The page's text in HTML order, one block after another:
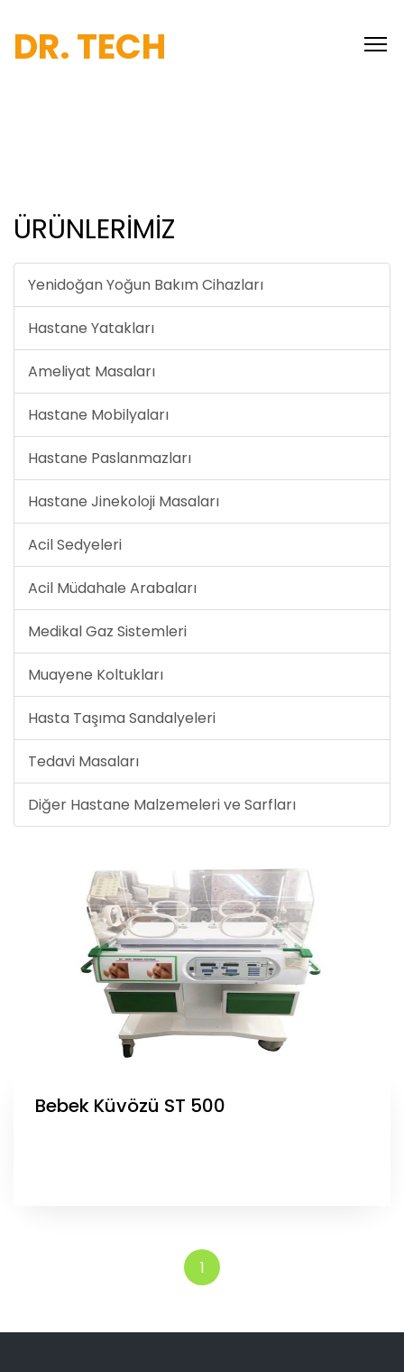
DR. TECH
ÜRÜNLERİMİZ
Yenidoğan Yoğun Bakım Cihazları
Hastane Yatakları
Ameliyat Masaları
Hastane Mobilyaları
Hastane Paslanmazları
Hastane Jinekoloji Masaları
Acil Sedyeleri
Acil Müdahale Arabaları
Medikal Gaz Sistemleri
Muayene Koltukları
Hasta Taşıma Sandalyeleri
Tedavi Masaları
Diğer Hastane Malzemeleri ve Sarfları
Bebek Küvözü ST 500
1